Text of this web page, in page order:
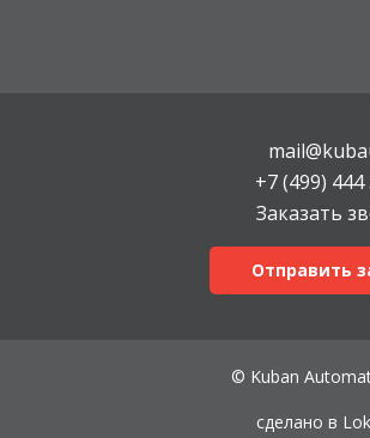
+7 (499) 444
Заказать
Отправить
© Kuban
сделано в